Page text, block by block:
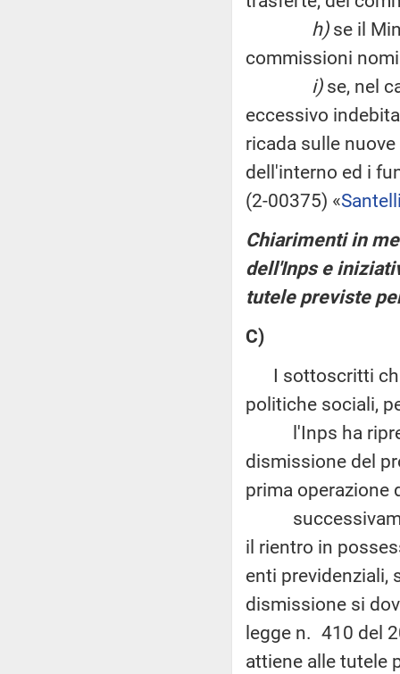
h)se il
commissioni
i)se, nel
eccessivo
ricada sulle
dell'interno ed i
(2-00375) «
Chiarimenti in
dell'Inps e
tutele previste
C)
I sottoscritti
politiche sociali,
l'Inps ha
dismissione del
prima operazione
il rientro in
enti previdenziali,
dismissione si
legge n. 410 del
attiene alle tutele